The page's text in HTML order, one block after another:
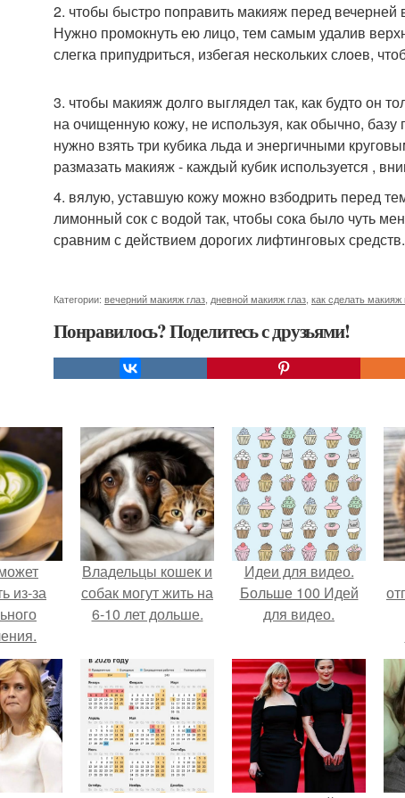
2. чтобы быстро поправить макияж перед вечерней
Нужно промокнуть ею лицо, тем самым удалив
слегка припудриться, избегая нескольких слоев,
3. чтобы макияж долго выглядел так, как будто он
на очищенную кожу, не используя, как обычно,
нужно взять три кубика льда и энергичными
размазать макияж - каждый кубик используется ,
4. вялую, уставшую кожу можно взбодрить перед
лимонный сок с водой так, чтобы сока было чуть
сравним с действием дорогих лифтинговых средств.
Категории: вечерний макияж глаз дневной макияж глаз как сделать макияж
Понравилось? Поделитесь с друзьями!
из-за
Владельцы кошек и
собак могут жить на
6-10 лет дольше.
Идеи для видео.
Больше 100 Идей
для видео.